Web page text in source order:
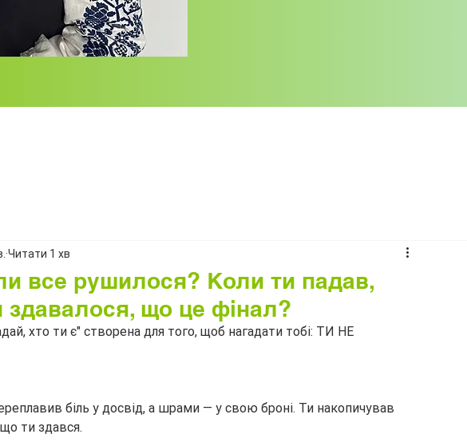
все рушилося? Коли ти падав,
здавалося, що це фінал?
Читати 1 хв
хто ти є" створена для того, щоб нагадати тобі: ТИ НЕ
біль у досвід, а шрами — у свою броні. Ти накопичував
ти здався.